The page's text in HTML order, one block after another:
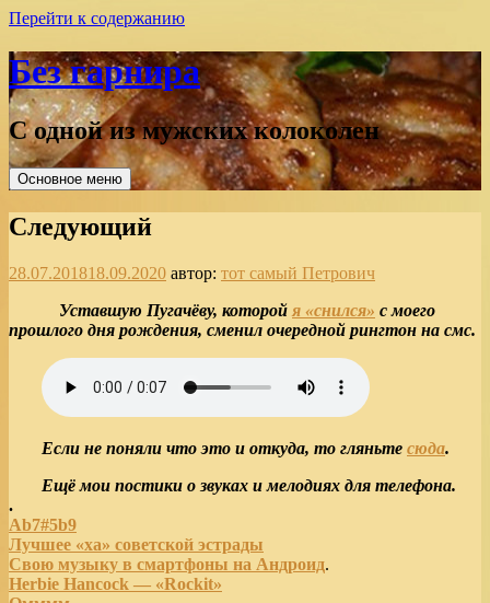
Перейти к содержанию
Без гарнира
С одной из мужских колоколен
Основное меню
Следующий
28.07.201818.09.2020 автор: тот самый Петрович
Уставшую Пугачёву, которой я «снился» с моего
прошлого дня рождения, сменил очередной рингтон на смс.
Если не поняли что это и откуда, то гляньте сюда.
Ещё мои постики о звуках и мелодиях для телефона.
.
Ab7#5b9
Лучшее «ха» советской эстрады
Свою музыку в смартфоны на Андроид.
Herbie Hancock — «Rockit»